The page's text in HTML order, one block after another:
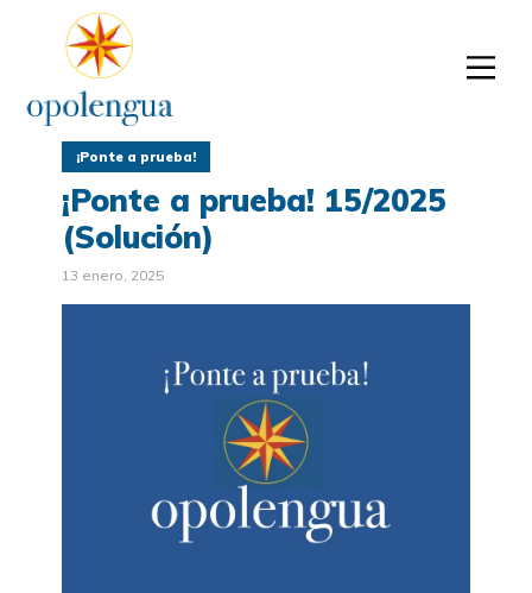
¡Ponte a prueba!
¡Ponte a prueba! 15/2025
(Solución)
13 enero, 2025